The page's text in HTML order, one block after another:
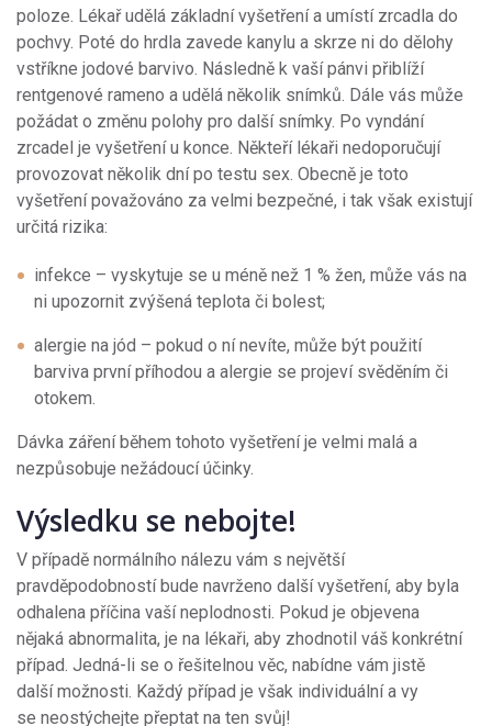
poloze. Lékař udělá základní vyšetření a umístí zrcadla do
pochvy. Poté do hrdla zavede kanylu a skrze ni do dělohy
vstříkne jodové barvivo. Následně k vaší pánvi přiblíží
rentgenové rameno a udělá několik snímků. Dále vás může
požádat o změnu polohy pro další snímky. Po vyndání
zrcadel je vyšetření u konce. Někteří lékaři nedoporučují
provozovat několik dní po testu sex. Obecně je toto
vyšetření považováno za velmi bezpečné, i tak však existují
určitá rizika:
infekce – vyskytuje se u méně než 1 % žen, může vás na
ni upozornit zvýšená teplota či bolest;
alergie na jód – pokud o ní nevíte, může být použití
barviva první příhodou a alergie se projeví svěděním či
otokem.
Dávka záření během tohoto vyšetření je velmi malá a
nezpůsobuje nežádoucí účinky.
Výsledku se nebojte!
V případě normálního nálezu vám s největší
pravděpodobností bude navrženo další vyšetření, aby byla
odhalena příčina vaší neplodnosti. Pokud je objevena
nějaká abnormalita, je na lékaři, aby zhodnotil váš konkrétní
případ. Jedná-li se o řešitelnou věc, nabídne vám jistě
další možnosti. Každý případ je však individuální a vy
se neostýchejte přeptat na ten svůj!